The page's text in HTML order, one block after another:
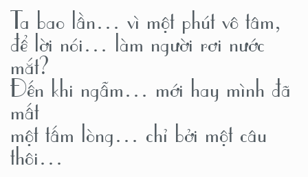
Ta bao lần… vì một phút vô tâm,
để lời nói… làm người rơi nước
mắt?
Đến khi ngẫm… mới hay mình đã
mất
một tấm lòng… chỉ bởi một câu
thôi…